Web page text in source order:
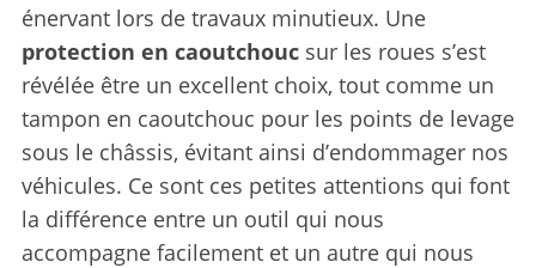
énervant lors de travaux minutieux. Une
protection en caoutchoucsur les roues s’est
révélée être un excellent choix, tout comme un
tampon en caoutchouc pour les points de levage
sous le châssis, évitant ainsi d’endommager nos
véhicules. Ce sont ces petites attentions qui font
la différence entre un outil qui nous
accompagne facilement et un autre qui nous